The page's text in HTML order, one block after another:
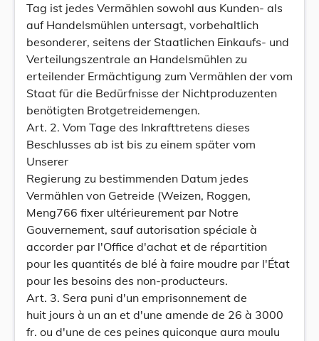
Tag ist jedes Vermählen sowohl aus Kunden- als
auf Handelsmühlen untersagt, vorbehaltlich
besonderer, seitens der Staatlichen Einkaufs- und
Verteilungszentrale an Handelsmühlen zu
erteilender Ermächtigung zum Vermählen der vom
Staat für die Bedürfnisse der Nichtproduzenten
benötigten Brotgetreidemengen.
Art. 2. Vom Tage des Inkrafttretens dieses
Beschlusses ab ist bis zu einem später vom
Unserer
Regierung zu bestimmenden Datum jedes
Vermählen von Getreide (Weizen, Roggen,
Meng766 fixer ultérieurement par Notre
Gouvernement, sauf autorisation spéciale à
accorder par l'Office d'achat et de répartition
pour les quantités de blé à faire moudre par l'État
pour les besoins des non-producteurs.
Art. 3. Sera puni d'un emprisonnement de
huit jours à un an et d'une amende de 26 à 3000
fr. ou d'une de ces peines quiconque aura moulu